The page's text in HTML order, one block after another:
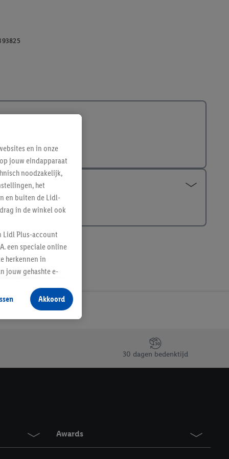
30 dagen bedenktijd
Awards
en in onze
jouw eindapparaat
noodzakelijk,
het
en buiten de Lidl-
in de winkel ook
Lidl Plus-account
een speciale online
herkennen in
jouw gehashte e-
producten waarin je
te plaatsen
jouw gehashte e-
kunnen worden
vergelijkbare
Meer informatie,
Akkoord